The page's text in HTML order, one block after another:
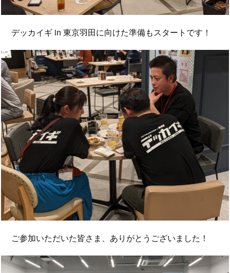
デッカイギ in 東京羽田に向けた準備もスタートです！
ご参加いただいた皆さま、ありがとうございました！